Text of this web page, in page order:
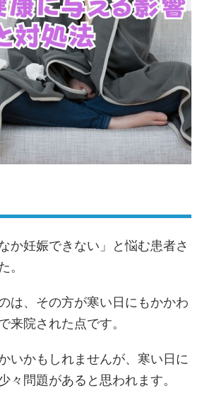
か妊娠できない」と悩む患者さ
。
は、その方が寒い日にもかかわ
来院された点です。
いかもしれませんが、寒い日に
々問題があると思われます。